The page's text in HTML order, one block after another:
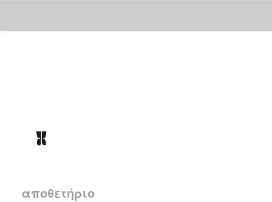
αποθετήριο